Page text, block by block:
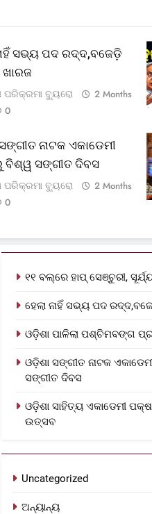
ସଭ୍ୟ ପଦ ରଦ୍ଦ,ବଜେଡ଼ି
ପରିକ୍ରମା ବ୍ୟୁରୋ
2 Months
0
ନାଟକ ଏକାଡେମୀ
ବିଶ୍ୱ ସଙ୍ଗୀତ ଦିବସ
ପରିକ୍ରମା ବ୍ୟୁରୋ
2 Months
0
୧୧ ବଲ୍‌ରେ ହାପ୍ ସେଞ୍ଚୁରୀ,
ହେଲା ନାହିଁ ସଭ୍ୟ ପଦ
ଓଡ଼ିଶା ପାଳିଲା ପଶ୍ଚିମବଙ୍ଗ
ଓଡ଼ିଶା ସଙ୍ଗୀତ ନାଟକ
ସଙ୍ଗୀତ ଦିବସ
ଓଡ଼ିଶା ସାହିତ୍ୟ ଏକାଡେମୀ
ଉତ୍ସବ
Uncategorized
ଅନ୍ୟାନ୍ୟ